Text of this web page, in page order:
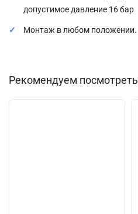
допустимое давление 16 бар
Монтаж в любом положении.
Рекомендуем посмотреть